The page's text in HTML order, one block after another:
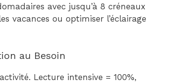
avec jusqu’à 8 créneaux
vacances ou optimiser l’éclairage
au Besoin
Lecture intensive = 100%,